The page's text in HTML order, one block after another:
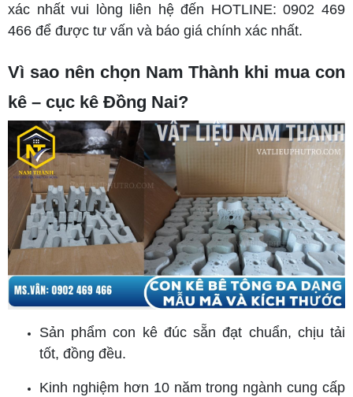
xác nhất vui lòng liên hệ đến HOTLINE: 0902 469
466 để được tư vấn và báo giá chính xác nhất.
Vì sao nên chọn Nam Thành khi mua con
kê – cục kê Đồng Nai?
Sản phẩm con kê đúc sẵn đạt chuẩn, chịu tải
tốt, đồng đều.
Kinh nghiệm hơn 10 năm trong ngành cung cấp